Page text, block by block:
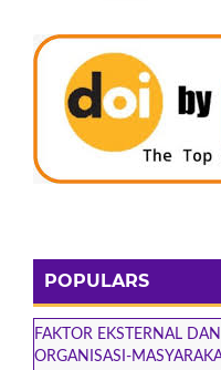
POPULARS
FAKTOR EKSTERNAL
ORGANISASI-